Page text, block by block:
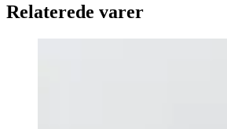
Relaterede varer